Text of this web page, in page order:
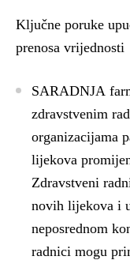
Ključne poruke
prenosa vrijednosti
SARADNJA
zdravstvenim
organizacijama
lijekova
Zdravstveni
novih lijekova i
neposrednom
radnici mogu